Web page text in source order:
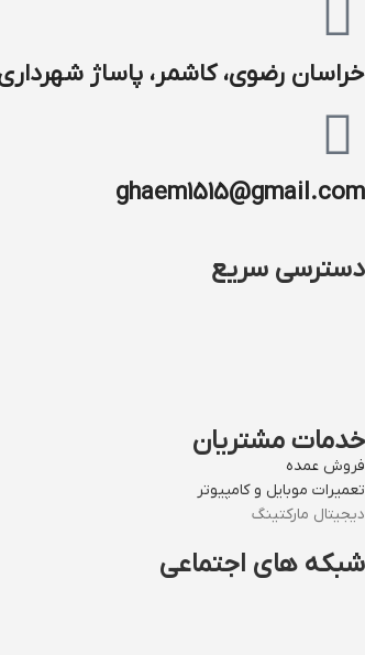
خراسان رضوی، کاشمر، پاساژ
ghaem1515@gmail.com
دسترسی سریع
خدمات مشتریان
فروش عمده
تعمیرات موبایل و کامپیوتر
دیجیتال مارکتینگ
شبکه های اجتماعی